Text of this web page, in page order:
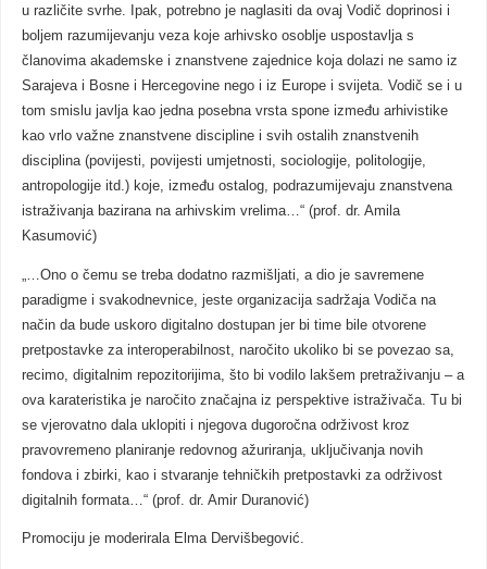
u različite svrhe. Ipak, potrebno je naglasiti da ovaj Vodič doprinosi i
boljem razumijevanju veza koje arhivsko osoblje uspostavlja s
članovima akademske i znanstvene zajednice koja dolazi ne samo iz
Sarajeva i Bosne i Hercegovine nego i iz Europe i svijeta. Vodič se i u
tom smislu javlja kao jedna posebna vrsta spone između arhivistike
kao vrlo važne znanstvene discipline i svih ostalih znanstvenih
disciplina (povijesti, povijesti umjetnosti, sociologije, politologije,
antropologije itd.) koje, između ostalog, podrazumijevaju znanstvena
istraživanja bazirana na arhivskim vrelima…“ (prof. dr. Amila
Kasumović)
„…Ono o čemu se treba dodatno razmišljati, a dio je savremene
paradigme i svakodnevnice, jeste organizacija sadržaja Vodiča na
način da bude uskoro digitalno dostupan jer bi time bile otvorene
pretpostavke za interoperabilnost, naročito ukoliko bi se povezao sa,
recimo, digitalnim repozitorijima, što bi vodilo lakšem pretraživanju – a
ova karateristika je naročito značajna iz perspektive istraživača. Tu bi
se vjerovatno dala uklopiti i njegova dugoročna održivost kroz
pravovremeno planiranje redovnog ažuriranja, uključivanja novih
fondova i zbirki, kao i stvaranje tehničkih pretpostavki za održivost
digitalnih formata…“ (prof. dr. Amir Duranović)
Promociju je moderirala Elma Dervišbegović.